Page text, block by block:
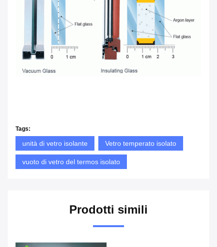
Tags:
unità di vetro isolante Vetro temperato isolato
vuoto di vetro del termos isolato
Prodotti simili